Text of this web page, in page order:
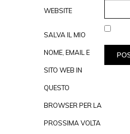
WEBSITE
SALVA IL MIO
NOME, EMAIL E
SITO WEB IN
QUESTO
BROWSER PER LA
PROSSIMA VOLTA